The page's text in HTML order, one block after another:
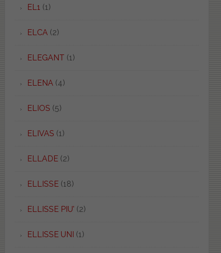
EL1 (1)
ELCA (2)
ELEGANT (1)
ELENA (4)
ELIOS (5)
ELIVAS (1)
ELLADE(2)
ELLISSE(18)
ELLISSE PIU' (2)
ELLISSE UNI (1)